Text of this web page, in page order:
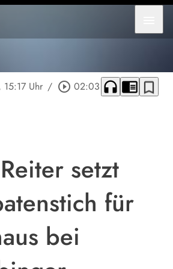
15:17 Uhr / play_circle_outline 02:03 headphones chrome_reader_mode bookmark_border
setzt
für
bei